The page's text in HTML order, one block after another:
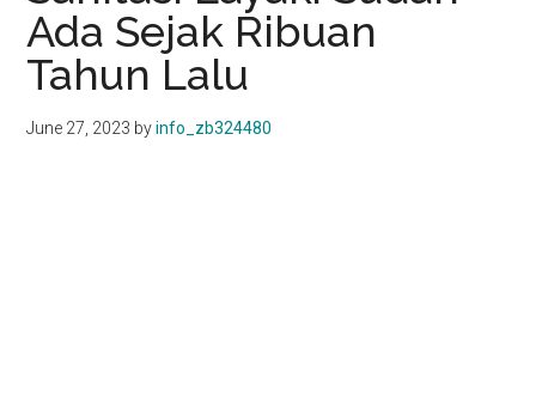
Ada Sejak Ribuan
Tahun Lalu
June 27, 2023 byinfo_zb324480